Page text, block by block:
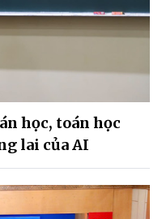
học, toán học
lai của AI